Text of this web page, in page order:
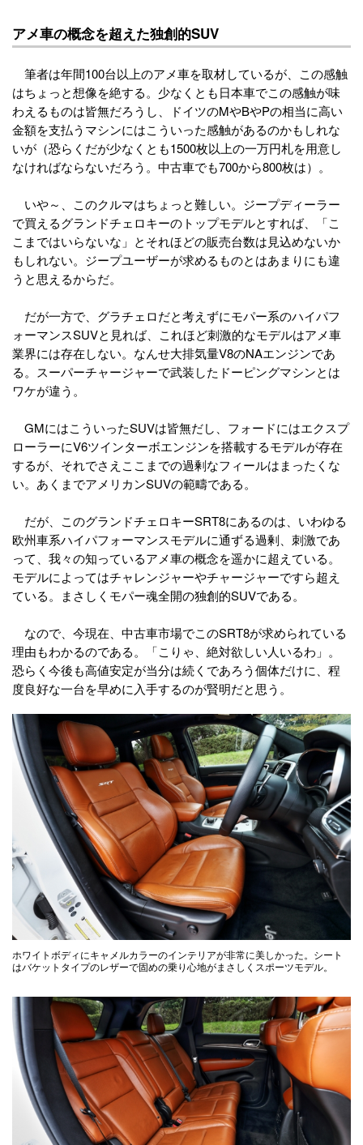
アメ車の概念を超えた独創的SUV
筆者は年間100台以上のアメ車を取材しているが、この感触
はちょっと想像を絶する。少なくとも日本車でこの感触が味
わえるものは皆無だろうし、ドイツのMやBやPの相当に高い
金額を支払うマシンにはこういった感触があるのかもしれな
いが（恐らくだが少なくとも1500枚以上の一万円札を用意し
なければならないだろう。中古車でも700から800枚は）。
いや～、このクルマはちょっと難しい。ジープディーラー
で買えるグランドチェロキーのトップモデルとすれば、「こ
こまではいらないな」とそれほどの販売台数は見込めないか
もしれない。ジープユーザーが求めるものとはあまりにも違
うと思えるからだ。
だが一方で、グラチェロだと考えずにモパー系のハイパフ
ォーマンスSUVと見れば、これほど刺激的なモデルはアメ車
業界には存在しない。なんせ大排気量V8のNAエンジンであ
る。スーパーチャージャーで武装したドーピングマシンとは
ワケが違う。
GMにはこういったSUVは皆無だし、フォードにはエクスプ
ローラーにV6ツインターボエンジンを搭載するモデルが存在
するが、それでさえここまでの過剰なフィールはまったくな
い。あくまでアメリカンSUVの範疇である。
だが、このグランドチェロキーSRT8にあるのは、いわゆる
欧州車系ハイパフォーマンスモデルに通ずる過剰、刺激であ
って、我々の知っているアメ車の概念を遥かに超えている。
モデルによってはチャレンジャーやチャージャーですら超え
ている。まさしくモパー魂全開の独創的SUVである。
なので、今現在、中古車市場でこのSRT8が求められている
理由もわかるのである。「こりゃ、絶対欲しい人いるわ」。
恐らく今後も高値安定が当分は続くであろう個体だけに、程
度良好な一台を早めに入手するのが賢明だと思う。
ホワイトボディにキャメルカラーのインテリアが非常に美しかった。シート
はバケットタイプのレザーで固めの乗り心地がまさしくスポーツモデル。